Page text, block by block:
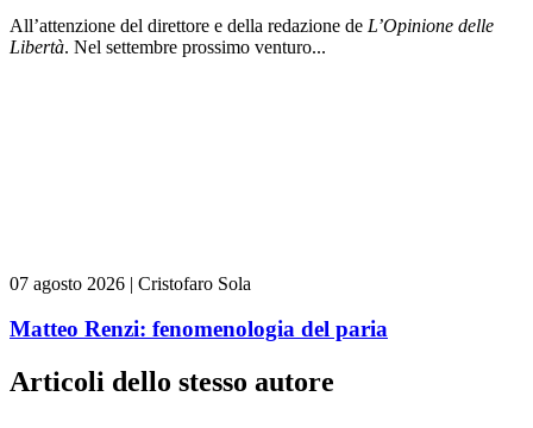
All’attenzione del direttore e della redazione de L’Opinione delle
Libertà. Nel settembre prossimo venturo...
07 agosto 2026 | Cristofaro Sola
Matteo Renzi: fenomenologia del paria
Articoli dello stesso autore